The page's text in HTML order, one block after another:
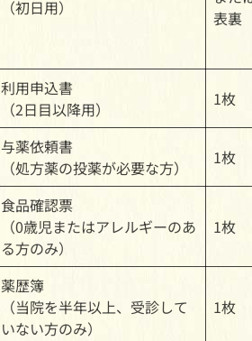
（初日用）
表裏
利用申込書
（2日目以降用）
1枚
与薬依頼書
（処方薬の投薬が必要な方）
1枚
食品確認票
（0歳児またはアレルギーのあ
る方のみ）
1枚
薬歴簿
（当院を半年以上、受診して
いない方のみ）
1枚